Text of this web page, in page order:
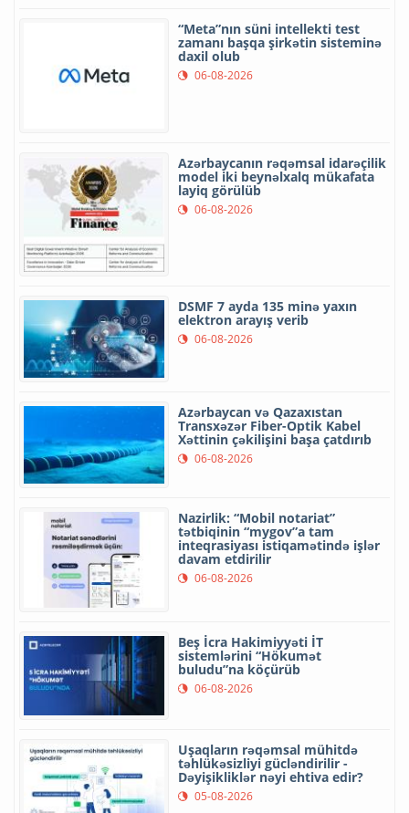
“Meta”nın süni intellekti test
zamanı başqa şirkətin sisteminə
daxil olub
06-08-2026
Azərbaycanın rəqəmsal idarəçilik
model iki beynəlxalq mükafata
layiq görülüb
06-08-2026
DSMF 7 ayda 135 minə yaxın
elektron arayış verib
06-08-2026
Azərbaycan və Qazaxıstan
Transxəzər Fiber-Optik Kabel
Xəttinin çəkilişini başa çatdırıb
06-08-2026
Nazirlik: “Mobil notariat”
tətbiqinin “mygov”a tam
inteqrasiyası istiqamətində işlər
davam etdirilir
06-08-2026
Beş İcra Hakimiyyəti İT
sistemlərini “Hökumət
buludu”na köçürüb
06-08-2026
Uşaqların rəqəmsal mühitdə
təhlükəsizliyi gücləndirilir -
Dəyişikliklər nəyi ehtiva edir?
05-08-2026